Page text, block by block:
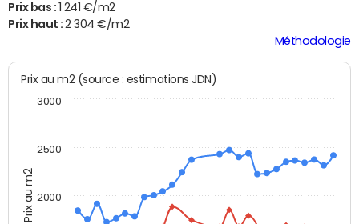
Prix bas :
1 241 €/m2
Prix haut :2 304 €/m2
Méthodologie
Prix au m2
Prix au m2 (source : estimations JDN)
2000
2500
3000